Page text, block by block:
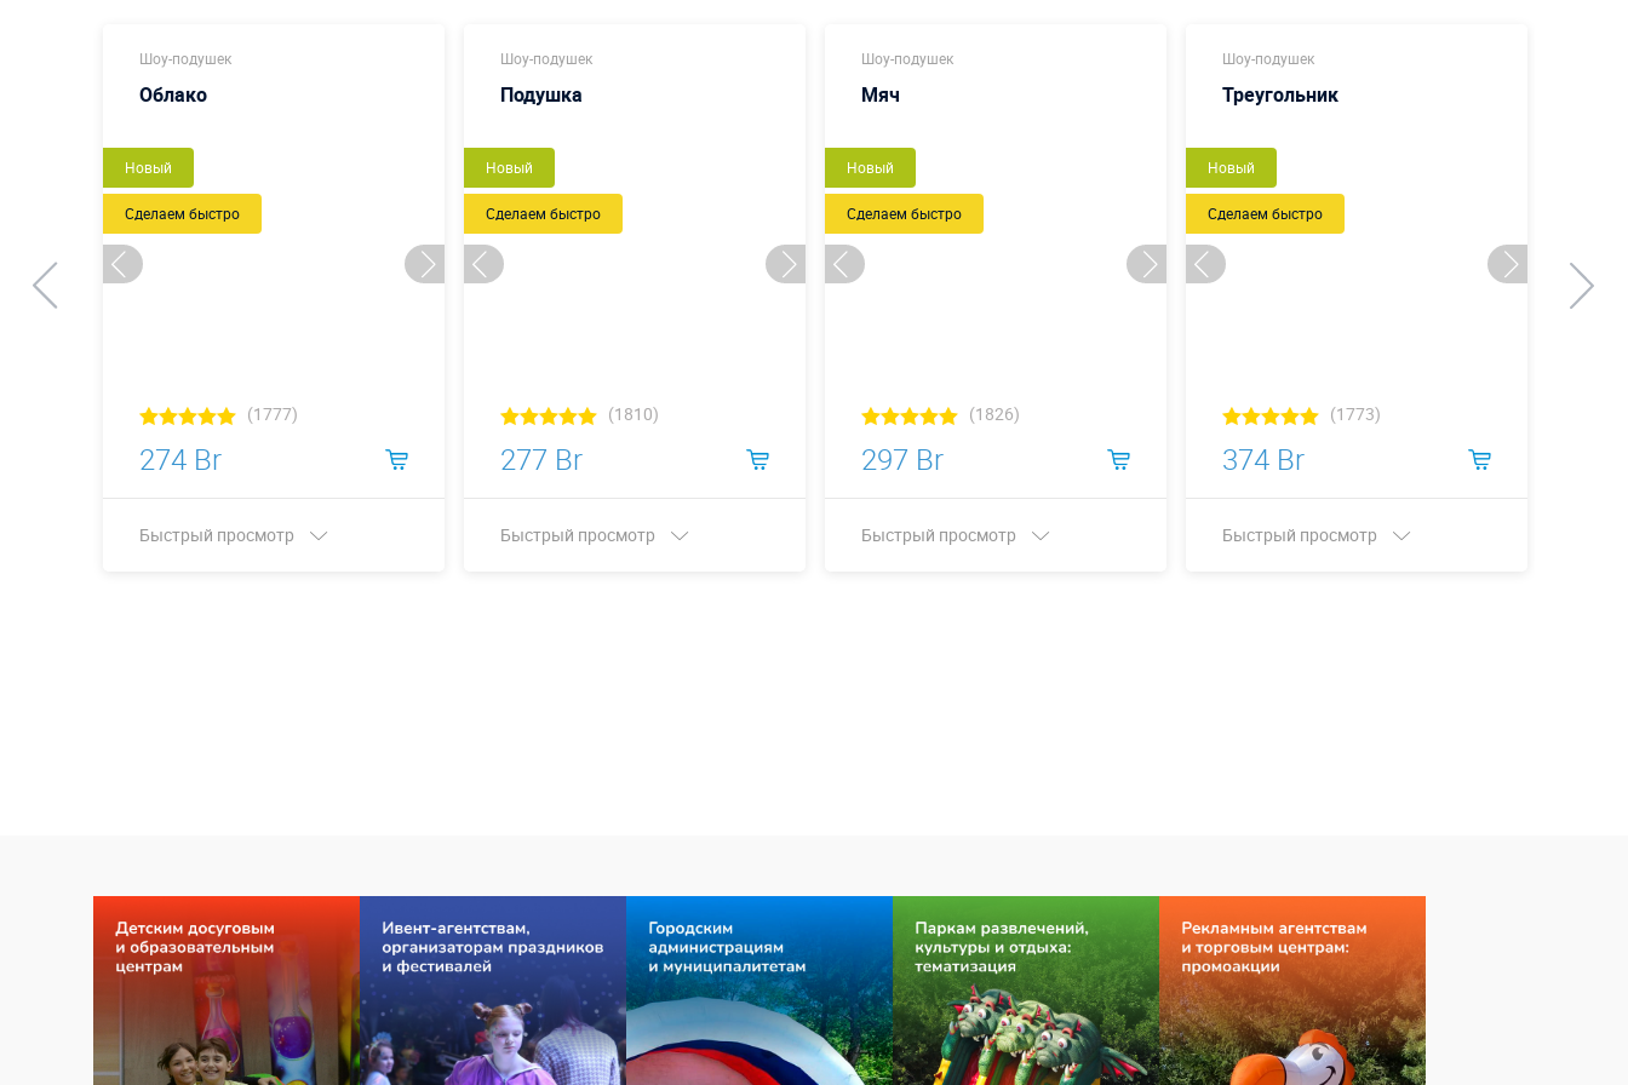
Шоу-подушек
Облако
Новый
Сделаем быстро
(1777)
274 Br
Быстрый просмотр
Шоу-подушек
Подушка
Новый
Сделаем быстро
(1810)
277 Br
Быстрый просмотр
Шоу-подушек
Мяч
Новый
Сделаем быстро
(1826)
297 Br
Быстрый просмотр
Шоу-подушек
Треугольник
Новый
Сделаем быстро
(1773)
374 Br
Быстрый просмотр